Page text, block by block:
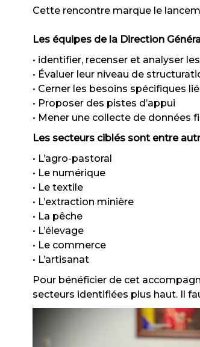
Cette rencontre marque le
Les équipes de la Direction
• identifier, recenser et analyser
• Évaluer leur niveau de
• Cerner les besoins spécifiques
• Proposer des pistes d’appui
• Mener une collecte de données
Les secteurs ciblés sont entre
• L’agro-pastoral
• Le numérique
• Le textile
• L’extraction minière
• La pêche
• L’élevage
• Le commerce
• L’artisanat
Pour bénéficier de cet
secteurs identifiées plus haut. Il